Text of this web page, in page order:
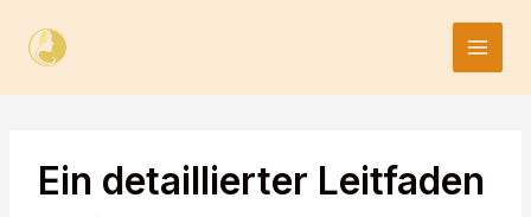
content
Ein detaillierter Leitfaden